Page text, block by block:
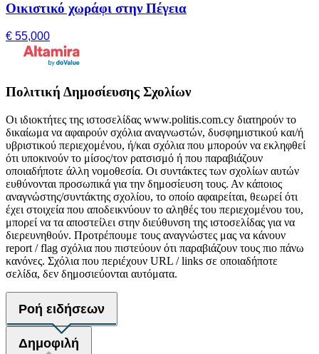
Οικιστικό χωράφι στην Πέγεια
€ 55,000
Πολιτική Δημοσίευσης Σχολίων
Οι ιδιοκτήτες της ιστοσελίδας www.politis.com.cy διατηρούν το
δικαίωμα να αφαιρούν σχόλια αναγνωστών, δυσφημιστικού και/ή
υβριστικού περιεχομένου, ή/και σχόλια που μπορούν να εκληφθεί
ότι υποκινούν το μίσος/τον ρατσισμό ή που παραβιάζουν
οποιαδήποτε άλλη νομοθεσία. Οι συντάκτες των σχολίων αυτών
ευθύνονται προσωπικά για την δημοσίευση τους. Αν κάποιος
αναγνώστης/συντάκτης σχολίου, το οποίο αφαιρείται, θεωρεί ότι
έχει στοιχεία που αποδεικνύουν το αληθές του περιεχομένου του,
μπορεί να τα αποστείλει στην διεύθυνση της ιστοσελίδας για να
διερευνηθούν. Προτρέπουμε τους αναγνώστες μας να κάνουν
report / flag σχόλια που πιστεύουν ότι παραβιάζουν τους πιο πάνω
κανόνες. Σχόλια που περιέχουν URL / links σε οποιαδήποτε
σελίδα, δεν δημοσιεύονται αυτόματα.
Ροή ειδήσεων
Δημοφιλή